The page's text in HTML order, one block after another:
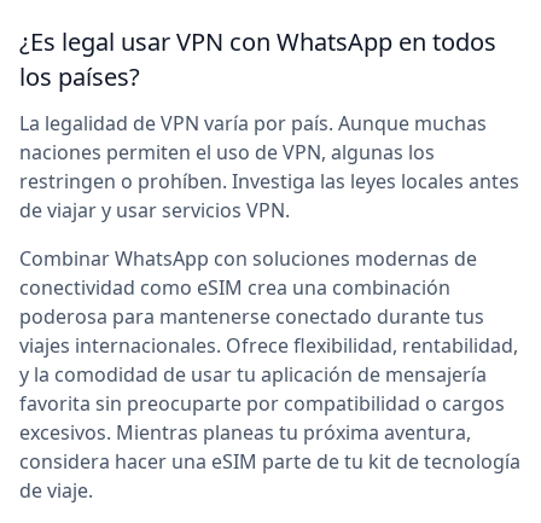
¿Es legal usar VPN con WhatsApp en todos
los países?
La legalidad de VPN varía por país. Aunque muchas
naciones permiten el uso de VPN, algunas los
restringen o prohíben. Investiga las leyes locales antes
de viajar y usar servicios VPN.
Combinar WhatsApp con soluciones modernas de
conectividad como eSIM crea una combinación
poderosa para mantenerse conectado durante tus
viajes internacionales. Ofrece flexibilidad, rentabilidad,
y la comodidad de usar tu aplicación de mensajería
favorita sin preocuparte por compatibilidad o cargos
excesivos. Mientras planeas tu próxima aventura,
considera hacer una eSIM parte de tu kit de tecnología
de viaje.